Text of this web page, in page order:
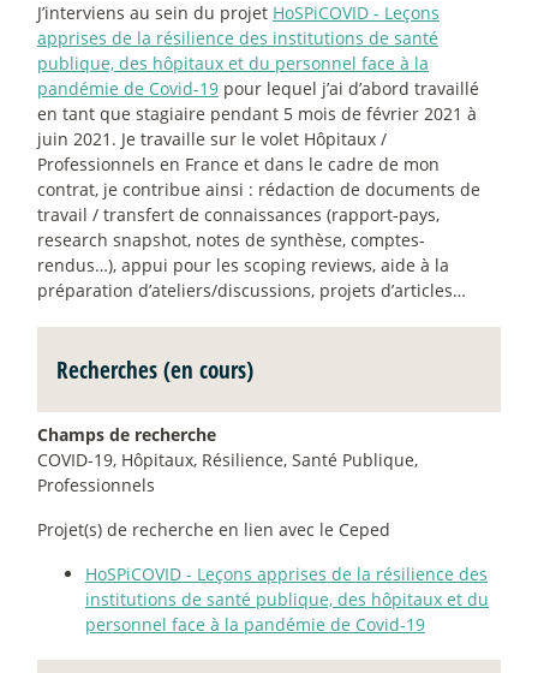
J’interviens au sein du projet HoSPiCOVID - Leçons
apprises de la résilience des institutions de santé
publique, des hôpitaux et du personnel face à la
pandémie de Covid-19 pour lequel j’ai d’abord travaillé
en tant que stagiaire pendant 5 mois de février 2021 à
juin 2021. Je travaille sur le volet Hôpitaux /
Professionnels en France et dans le cadre de mon
contrat, je contribue ainsi : rédaction de documents de
travail / transfert de connaissances (rapport-pays,
research snapshot, notes de synthèse, comptes-
rendus…), appui pour les scoping reviews, aide à la
préparation d’ateliers/discussions, projets d’articles…
Recherches (en cours)
Champs de recherche
COVID-19, Hôpitaux, Résilience, Santé Publique,
Professionnels
Projet(s) de recherche en lien avec le Ceped
HoSPiCOVID - Leçons apprises de la résilience des
institutions de santé publique, des hôpitaux et du
personnel face à la pandémie de Covid-19